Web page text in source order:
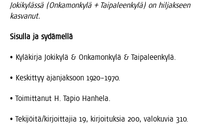
Joki­ky­läs­sä (Onka­mon­ky­lä + Tai­pa­leen­ky­lä) on hil­jak­seen
kasvanut.
Sisul­la ja sydämellä
• Kylä­kir­ja Joki­ky­lä & Onka­mon­ky­lä & Taipaleenkylä.
• Kes­kit­tyy ajan­jak­soon 1920–1970.
• Toi­mit­ta­nut H. Tapio Hanhela.
• Tekijöitä/kirjoittajia 19, kir­joi­tuk­sia 200, valo­ku­via 310.